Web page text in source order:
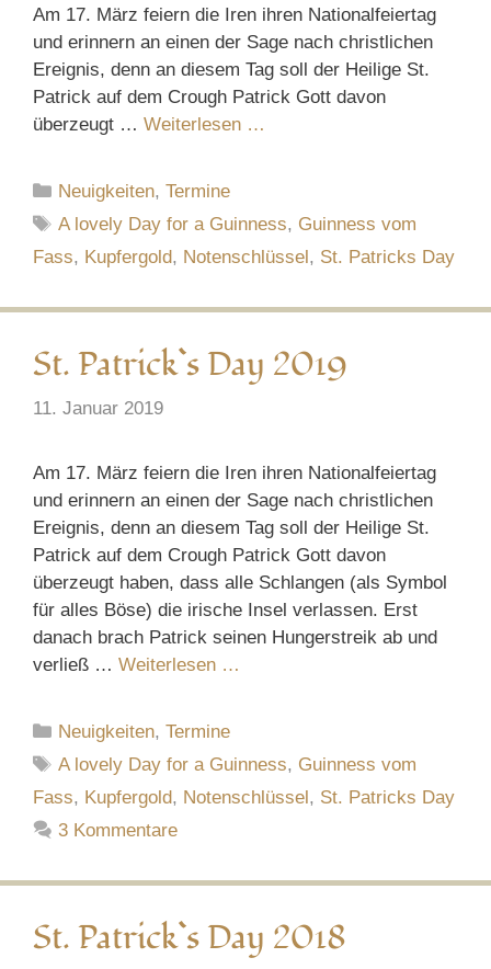
Am 17. März feiern die Iren ihren Nationalfeiertag
und erinnern an einen der Sage nach christlichen
Ereignis, denn an diesem Tag soll der Heilige St.
Patrick auf dem Crough Patrick Gott davon
überzeugt … Weiterlesen …
Kategorien
Neuigkeiten,Termine
Schlagwörter
A lovely Day for a Guinness, Guinness vom
Fass, Kupfergold, Notenschlüssel, St. Patricks Day
St. Patrick`s Day 2019
11. Januar 2019
Am 17. März feiern die Iren ihren Nationalfeiertag
und erinnern an einen der Sage nach christlichen
Ereignis, denn an diesem Tag soll der Heilige St.
Patrick auf dem Crough Patrick Gott davon
überzeugt haben, dass alle Schlangen (als Symbol
für alles Böse) die irische Insel verlassen. Erst
danach brach Patrick seinen Hungerstreik ab und
verließ … Weiterlesen …
Kategorien
Neuigkeiten,Termine
Schlagwörter
A lovely Day for a Guinness, Guinness vom
Fass, Kupfergold, Notenschlüssel, St. Patricks Day
3 Kommentare
St. Patrick`s Day 2018